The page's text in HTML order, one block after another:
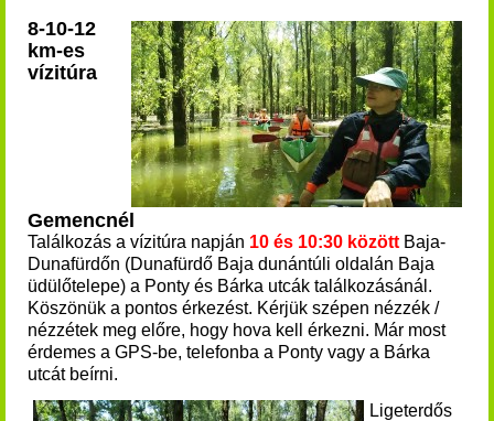
8-10-12
km-es
vízitúra
Gemencnél
Találkozás a vízitúra napján 10 és 10:30 között Baja-
Dunafürdőn (Dunafürdő Baja dunántúli oldalán Baja
üdülőtelepe) a Ponty és Bárka utcák találkozásánál.
Köszönük a pontos érkezést. Kérjük szépen nézzék /
nézzétek meg előre, hogy hova kell érkezni. Már most
érdemes a GPS-be, telefonba a Ponty vagy a Bárka
utcát beírni.
Ligeterdős